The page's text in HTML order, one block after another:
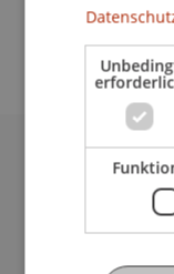
Eine
Universität
Fürst-Franz-Josef-
9490 Vaduz